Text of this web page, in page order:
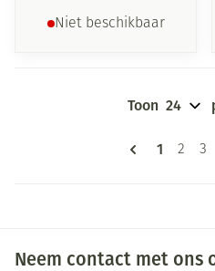
Niet beschikbaar
U lees
1 Pagina
2 3
Toon
Neem contact met ons